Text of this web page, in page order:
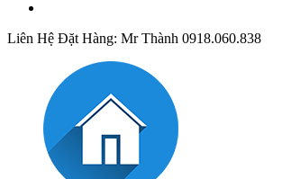
Liên Hệ Đặt Hàng: Mr Thành 0918.060.838